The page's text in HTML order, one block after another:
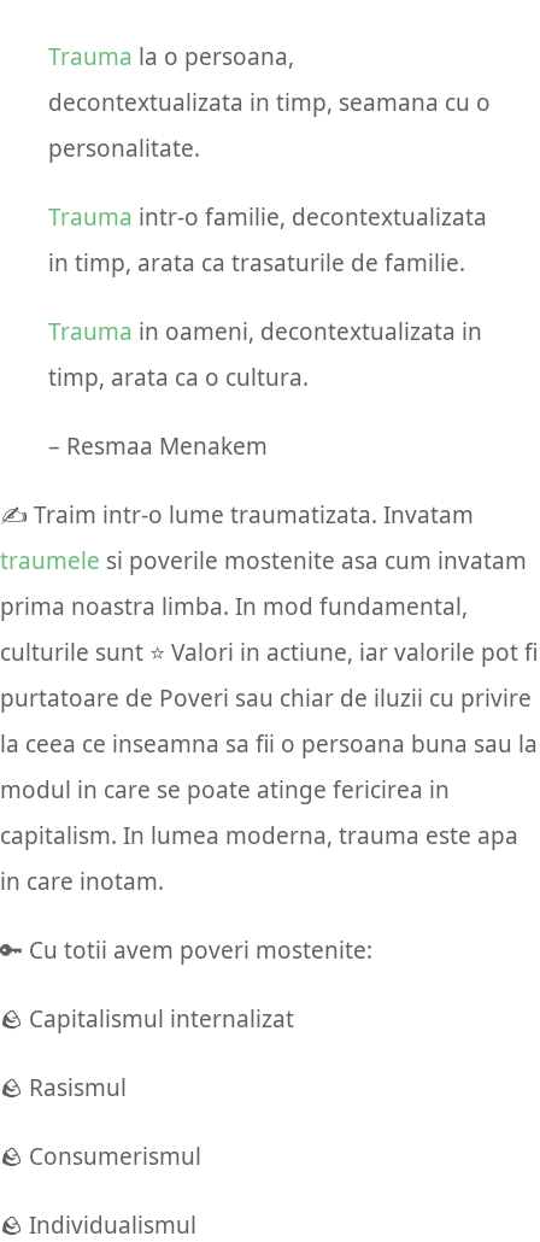
Trauma la o persoana,
decontextualizata in timp, seamana cu o
personalitate.
Trauma intr-o familie, decontextualizata
in timp, arata ca trasaturile de familie.
Trauma in oameni, decontextualizata in
timp, arata ca o cultura.
– Resmaa Menakem
✍️ Traim intr-o lume traumatizata. Invatam
traumele si poverile mostenite asa cum invatam
prima noastra limba. In mod fundamental,
culturile sunt ⭐ Valori in actiune, iar valorile pot fi
purtatoare de Poveri sau chiar de iluzii cu privire
la ceea ce inseamna sa fii o persoana buna sau la
modul in care se poate atinge fericirea in
capitalism. In lumea moderna, trauma este apa
in care inotam.
🔑 Cu totii avem poveri mostenite:
🪨 Capitalismul internalizat
🪨 Rasismul
🪨 Consumerismul
🪨 Individualismul